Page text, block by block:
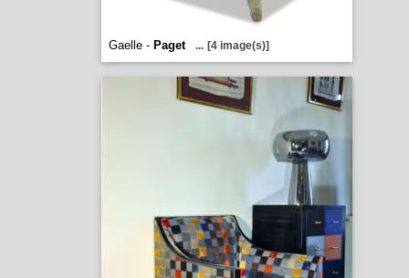
Gaelle - Paget ... [4 image(s)]